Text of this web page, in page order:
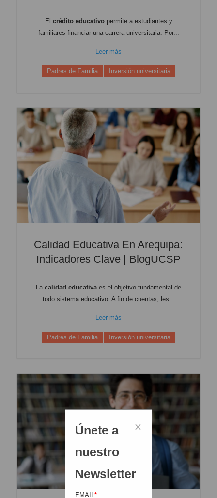
El crédito educativopermite a estudiantes y
familiares financiar una carrera universitaria. Por...
Leer más
Padres de Familia Inversión universitaria
Calidad Educativa En Arequipa:
Indicadores Clave | BlogUCSP
La calidad educativa es el objetivo fundamental de
todo sistema educativo. A fin de cuentas, les...
Leer más
Padres de Familia Inversión universitaria
×
Únete a
nuestro
Newsletter
EMAIL*